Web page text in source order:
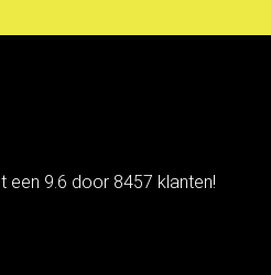
een 9.6 door 8457 klanten!